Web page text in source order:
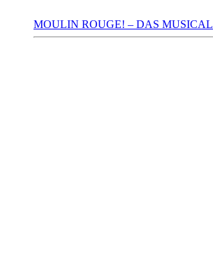
MOULIN ROUGE! – DAS MUSICAL